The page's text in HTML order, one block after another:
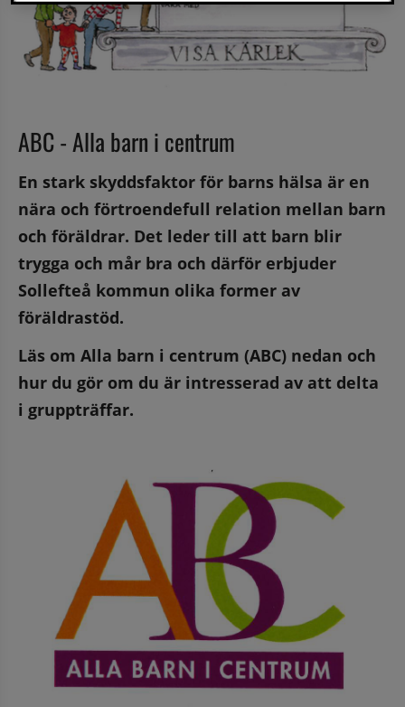
ABC - Alla barn i centrum
En stark skyddsfaktor för barns hälsa är en
nära och förtroendefull relation mellan barn
och föräldrar. Det leder till att barn blir
trygga och mår bra och därför erbjuder
Sollefteå kommun olika former av
föräldrastöd.
Läs om Alla barn i centrum (ABC) nedan och
hur du gör om du är intresserad av att delta
i gruppträffar.